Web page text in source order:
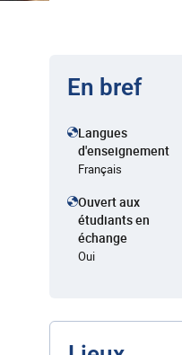
En bref
Langues
d'enseignement
Français
Ouvert aux
étudiants en
échange
Oui